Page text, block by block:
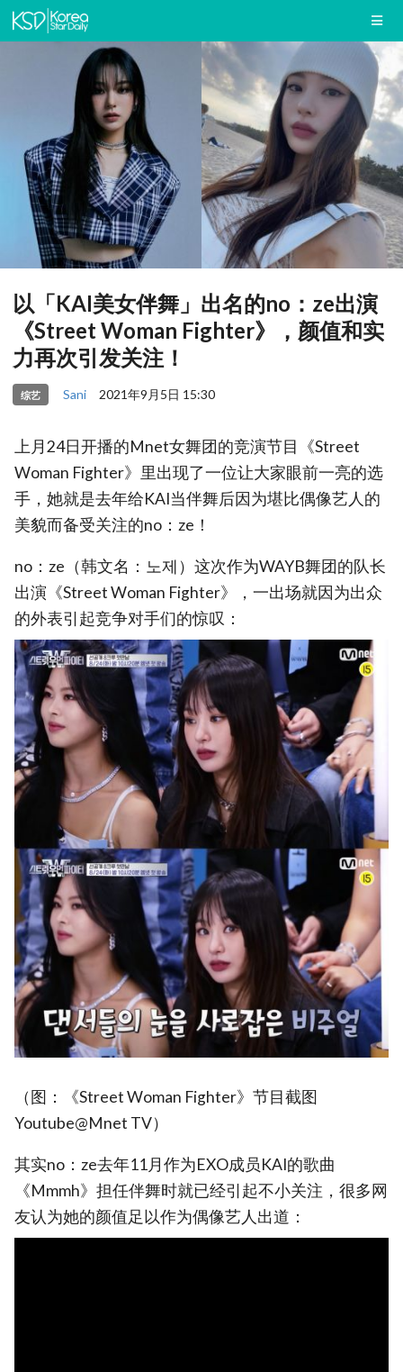
以「KAI美女伴舞」出名的no：ze出演
《Street Woman Fighter》，颜值和实
力再次引发关注！
综艺 Sani 2021年9月5日 15:30
上月24日开播的Mnet女舞团的竞演节目《Street
Woman Fighter》里出现了一位让大家眼前一亮的选
手，她就是去年给KAI当伴舞后因为堪比偶像艺人的
美貌而备受关注的no：ze！
no：ze（韩文名：노제）这次作为WAYB舞团的队长
出演《Street Woman Fighter》，一出场就因为出众
的外表引起竞争对手们的惊叹：
（图：《Street Woman Fighter》节目截图
Youtube@Mnet TV）
其实no：ze去年11月作为EXO成员KAI的歌曲
《Mmmh》担任伴舞时就已经引起不小关注，很多网
友认为她的颜值足以作为偶像艺人出道：